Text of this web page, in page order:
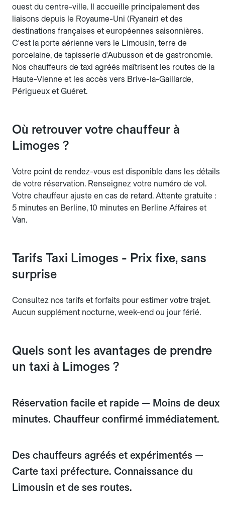
ouest du centre-ville. Il accueille principalement des
liaisons depuis le Royaume-Uni (Ryanair) et des
destinations françaises et européennes saisonnières.
C'est la porte aérienne vers le Limousin, terre de
porcelaine, de tapisserie d'Aubusson et de gastronomie.
Nos chauffeurs de taxi agréés maîtrisent les routes de la
Haute-Vienne et les accès vers Brive-la-Gaillarde,
Périgueux et Guéret.
Où retrouver votre chauffeur à
Limoges ?
Votre point de rendez-vous est disponible dans les détails
de votre réservation. Renseignez votre numéro de vol.
Votre chauffeur ajuste en cas de retard. Attente gratuite :
5 minutes en Berline, 10 minutes en Berline Affaires et
Van.
Tarifs Taxi Limoges - Prix fixe, sans
surprise
Consultez nos tarifs et forfaits pour estimer votre trajet.
Aucun supplément nocturne, week-end ou jour férié.
Quels sont les avantages de prendre
un taxi à Limoges ?
Réservation facile et rapide — Moins de deux
minutes. Chauffeur confirmé immédiatement.
Des chauffeurs agréés et expérimentés —
Carte taxi préfecture. Connaissance du
Limousin et de ses routes.